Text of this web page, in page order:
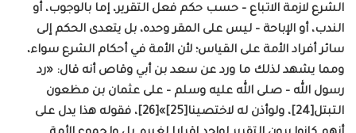
الشرع لازمة الاتباع – حسب حكم فعل التقرير، إما بالوجوب، أو
الندب، أو الإباحة – ليس على المقر وحده، بل يتعدى الحكم إلى
سائر أفراد الأمة على القياس؛ لأن الأمة في أحكام الشرع سواء،
ومما يشهد لذلك ما ورد عن سعد بن أبي وقاص أنه قال: «رد
رسول الله – صلى الله عليه وسلم – على عثمان بن مظعون
التبتل[24]، ولوأذن له لاختصينا[25]»[26]، فقوله هذا يدل على